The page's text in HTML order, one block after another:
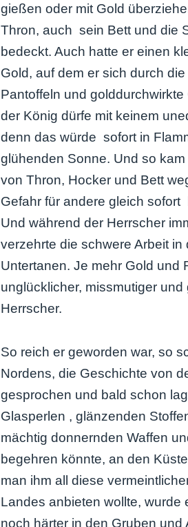
gießen oder mit Gold
Thron, auch sein Bett und die
bedeckt. Auch hatte er einen
Gold, auf dem er sich durch
Pantoffeln und
der König dürfe mit keinem
denn das würde sofort in
glühenden Sonne. Und so
von Thron, Hocker und Bett
Gefahr für andere gleich
Und während der Herrscher
verzehrte die schwere Arbeit
Untertanen. Je mehr Gold und
unglücklicher, missmutiger
Herrscher.
So reich er geworden war, so
Nordens, die Geschichte von
gesprochen und bald schon
Glasperlen , glänzenden
mächtig donnernden Waffen
begehren könnte, an den
man ihm all diese
Landes anbieten wollte, wurde
noch härter in den Gruben